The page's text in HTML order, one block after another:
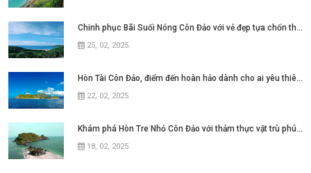
Chinh phục Bãi Suối Nóng Côn Đảo với vẻ đẹp tựa chốn thiên đường
25, 02, 2025.
Hòn Tài Côn Đảo, điểm đến hoàn hảo dành cho ai yêu thiên nhiên
22, 02, 2025.
Khám phá Hòn Tre Nhỏ Côn Đảo với thảm thực vật trù phú đầy ấn tượng
18, 02, 2025.